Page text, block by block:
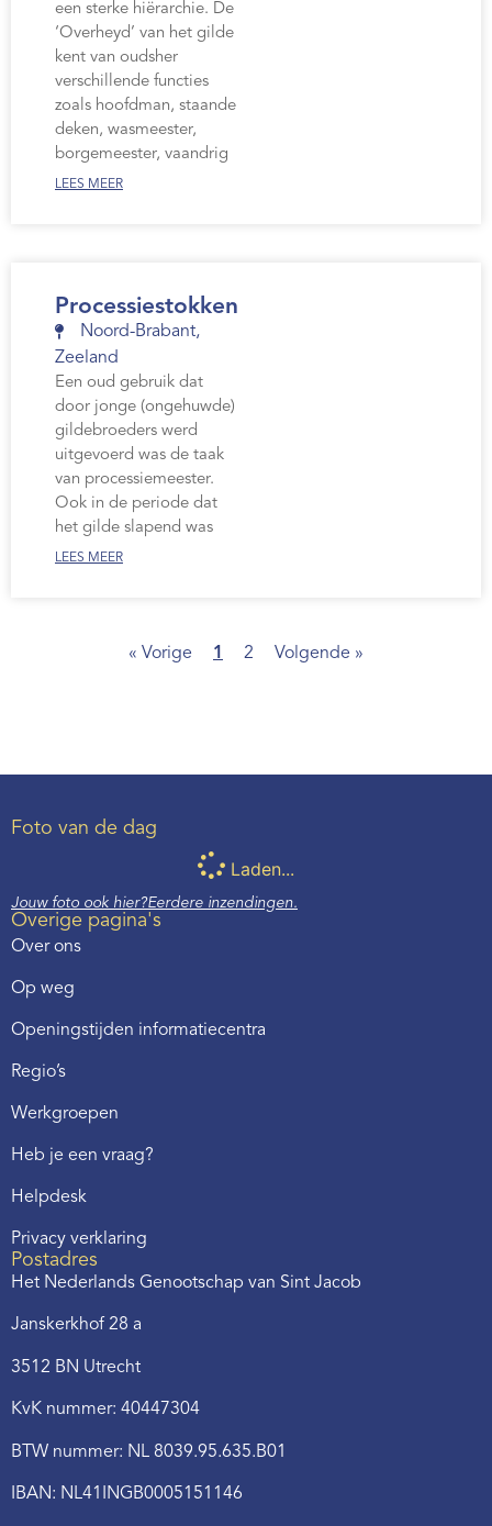
een sterke hiërarchie. De
‘Overheyd’ van het gilde
kent van oudsher
verschillende functies
zoals hoofdman, staande
deken, wasmeester,
borgemeester, vaandrig
LEES MEER
Processiestokken
Noord-Brabant,
Zeeland
Een oud gebruik dat
door jonge (ongehuwde)
gildebroeders werd
uitgevoerd was de taak
van processiemeester.
Ook in de periode dat
het gilde slapend was
LEES MEER
« Vorige 1 2 Volgende »
Foto van de dag
Laden...
Jouw foto ook hier?Eerdere inzendingen.
Overige pagina's
Over ons
Op weg
Openingstijden informatiecentra
Regio’s
Werkgroepen
Heb je een vraag?
Helpdesk
Privacy verklaring
Postadres
Het Nederlands Genootschap van Sint Jacob
Janskerkhof 28 a
3512 BN Utrecht
KvK nummer: 40447304
BTW nummer: NL 8039.95.635.B01
IBAN: NL41INGB0005151146